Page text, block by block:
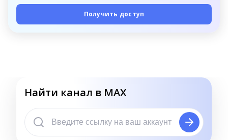
Получить доступ
Найти канал в MAX